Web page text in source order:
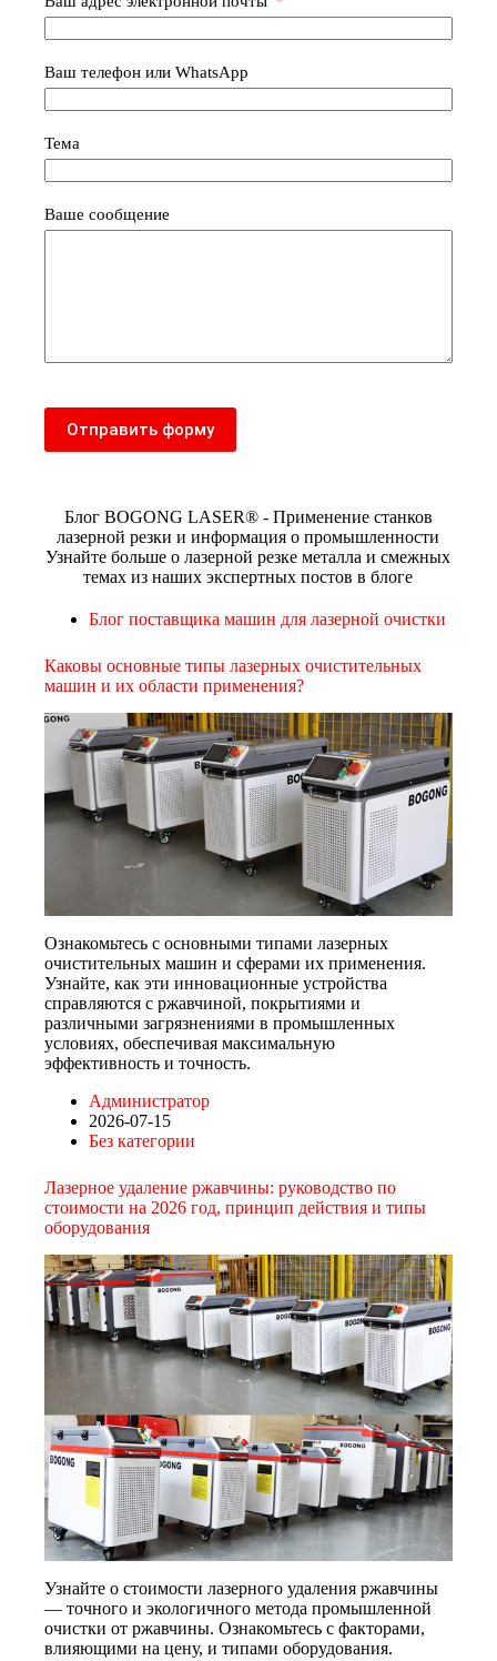
Ваш телефон или WhatsApp
Тема
Ваше сообщение
Отправить форму
Блог BOGONG LASER® - Применение станков
лазерной резки и информация о промышленности
Узнайте больше о лазерной резке металла и смежных
темах из наших экспертных постов в блоге
Блог поставщика машин для лазерной очистки
Каковы основные типы лазерных очистительных
машин и их области применения?
Ознакомьтесь с основными типами лазерных
очистительных машин и сферами их применения.
Узнайте, как эти инновационные устройства
справляются с ржавчиной, покрытиями и
различными загрязнениями в промышленных
условиях, обеспечивая максимальную
эффективность и точность.
Администратор
2026-07-15
Без категории
Лазерное удаление ржавчины: руководство по
стоимости на 2026 год, принцип действия и типы
оборудования
Узнайте о стоимости лазерного удаления ржавчины
— точного и экологичного метода промышленной
очистки от ржавчины. Ознакомьтесь с факторами,
влияющими на цену, и типами оборудования.